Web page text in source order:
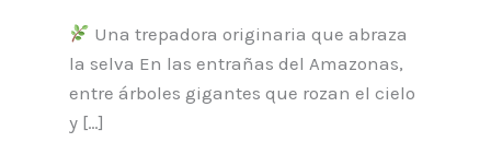
Una trepadora originaria que abraza
la selva En las entrañas del Amazonas,
entre árboles gigantes que rozan el cielo
y […]